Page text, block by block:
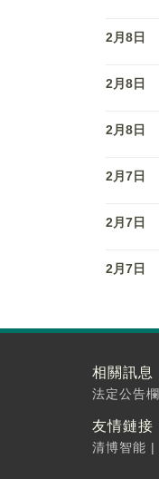
2月8日
2月8日
2月8日
2月7日
2月7日
2月7日
相關訊息
法定公告欄
友情鏈接
清博智能 |